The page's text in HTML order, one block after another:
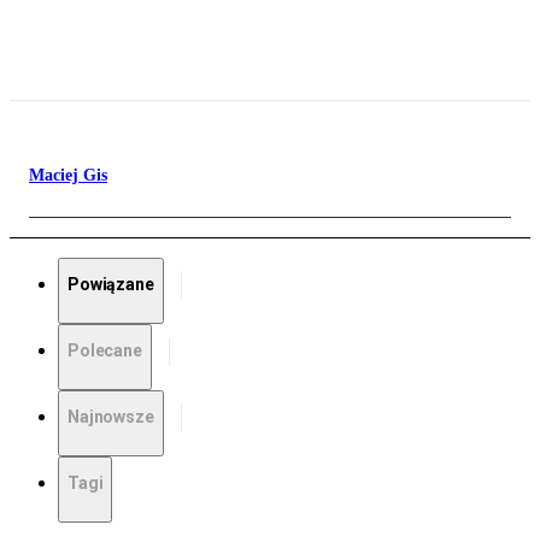
Maciej Gis
Powiązane
Polecane
Najnowsze
Tagi